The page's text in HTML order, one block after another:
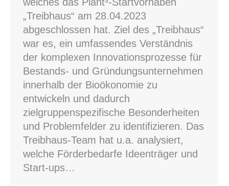
welches das Plant³-Startvorhaben
„Treibhaus“ am 28.04.2023
abgeschlossen hat. Ziel des „Treibhaus“
war es, ein umfassendes Verständnis
der komplexen Innovationsprozesse für
Bestands- und Gründungsunternehmen
innerhalb der Bioökonomie zu
entwickeln und dadurch
zielgruppenspezifische Besonderheiten
und Problemfelder zu identifizieren. Das
Treibhaus-Team hat u.a. analysiert,
welche Förderbedarfe Ideenträger und
Start-ups…